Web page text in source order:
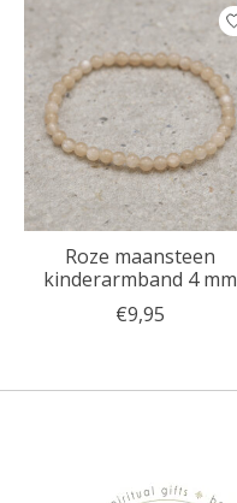
Roze maansteen
kinderarmband 4 mm
€9,95